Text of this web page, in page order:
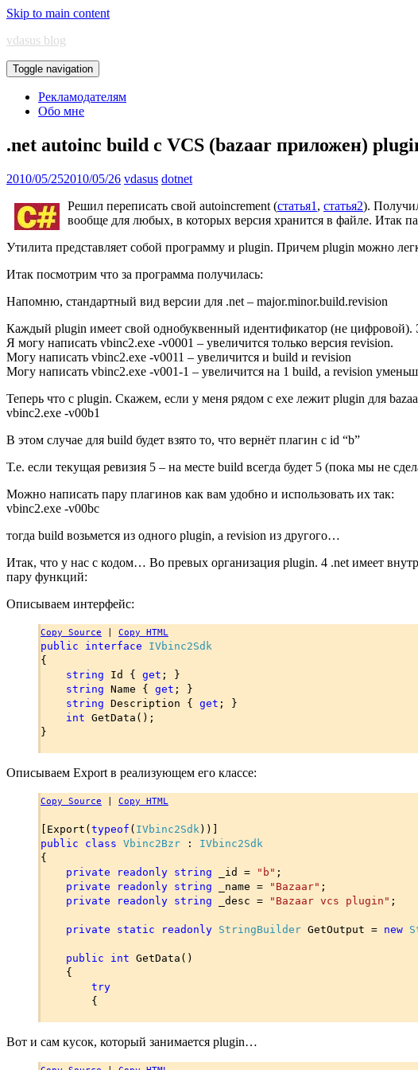
Skip to main content
vdasus blog
Toggle navigation
Рекламодателям
Обо мне
.net autoinc build с VCS (bazaar приложен)
2010/05/252010/05/26 vdasus dotnet
Решил переписать свой autoincrement (статья1 , статья2).
вообще для любых, в которых версия хранится в файле. Итак
Утилита представляет собой программу и plugin. Причем plugin можно
Итак посмотрим что за программа получилась:
Напомню, стандартный вид версии для .net – major.minor.build.revision
Каждый plugin имеет свой однобуквенный идентификатор (не цифровой).
Я могу написать vbinc2.exe -v0001 – увеличится только версия revision.
Могу написать vbinc2.exe -v0011 – увеличится и build и revision
Могу написать vbinc2.exe -v001-1 – увеличится на 1 build, а revision
Теперь что с plugin. Скажем, если у меня рядом с exe лежит plugin для
vbinc2.exe -v00b1
В этом случае для build будет взято то, что вернёт плагин с id “b”
Т.е. если текущая ревизия 5 – на месте build всегда будет 5 (пока мы не
Можно написать пару плагинов как вам удобно и использовать их так:
vbinc2.exe -v00bc
тогда build возьмется из одного plugin, а revision из другого…
Итак, что у нас с кодом… Во превых организация plugin. 4 .net имеет
пару функций:
Описываем интерфейс:
Copy Source Copy HTML
public interface
IVbinc2Sdk
{
string Id { get ; }
string Name { get ; }
string Description { get ; }
int GetData();
}
Описываем Export в реализующем его классе:
Copy Source Copy HTML
[Export( typeof ( IVbinc2Sdk ))]
public class Vbinc2Bzr : IVbinc2Sdk
{
private readonly string _id = "b" ;
private readonly string _name = "Bazaar" ;
private readonly string _desc = "Bazaar vcs plugin" ;
private static readonly StringBuilder GetOutput = new
public int GetData()
{
try
{
Вот и сам кусок, который занимается plugin…